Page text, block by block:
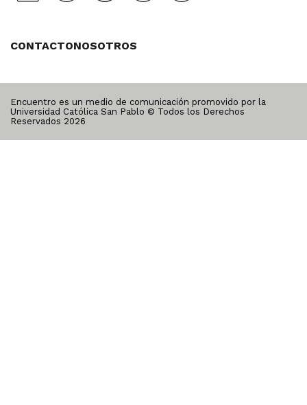
CONTACTONOSOTROS
Encuentro es un medio de comunicación promovido por la
Universidad Católica San Pablo © Todos los Derechos
Reservados 2026